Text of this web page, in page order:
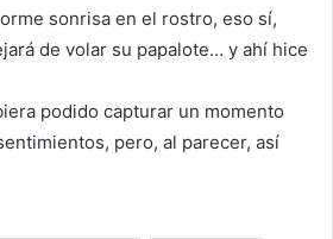
sonrisa en el rostro, eso sí,
de volar su papalote… y ahí hice
podido capturar un momento
pero, al parecer, así